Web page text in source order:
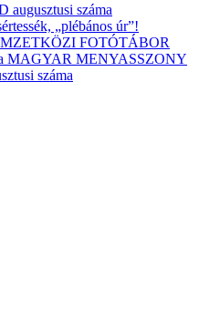
augusztusi száma
„plébános úr”!
FOTÓTÁBOR
MAGYAR MENYASSZONY
száma